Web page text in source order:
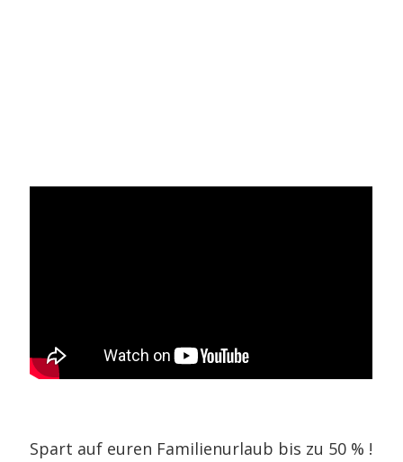
Spart auf euren Familienurlaub bis zu 50 % !